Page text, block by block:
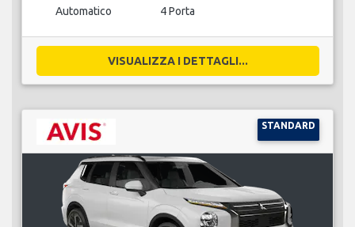
Automatico 4 Porta
VISUALIZZA I DETTAGLI...
STANDARD